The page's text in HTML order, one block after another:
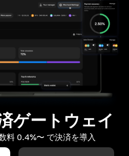
ゲートウェイ
料 0.4%〜 で決済を導入